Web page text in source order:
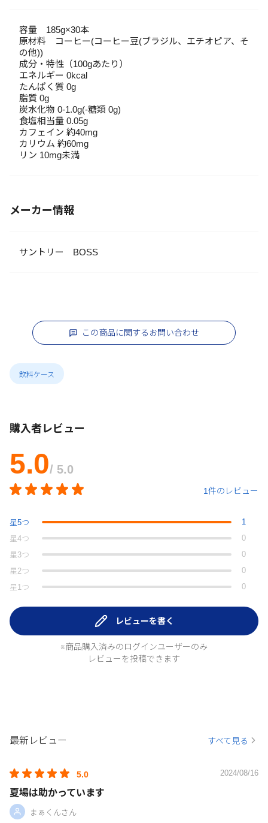
容量 185g×30本
原材料 コーヒー(コーヒー豆(ブラジル、エチオピア、そ
の他))
成分・特性（100gあたり）
エネルギー 0kcal
たんぱく質 0g
脂質 0g
炭水化物 0-1.0g(-糖類 0g)
食塩相当量 0.05g
カフェイン 約40mg
カリウム 約60mg
リン 10mg未満
メーカー情報
サントリー BOSS
この商品に関するお問い合わせ
飲料ケース
購入者レビュー
5.0/ 5.0
1件のレビュー
星5つ
1
星4つ
0
星 3つ
0
星 2つ
0
星 1つ 0
レビューを書く
※商品購入済みのログインユーザーのみ
レビューを投稿できます
最新レビュー すべて見る
5.0 2024/08/16
夏場は助かっています
まぁくんさん